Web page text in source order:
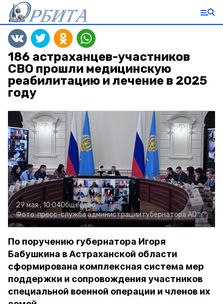
186 астраханцев-участников
СВО прошли медицинскую
реабилитацию и лечение в 2025
году
29 мая , 10:04Общество
Фото:пресс-служба администрации губернатора АО
По поручению губернатора Игоря
Бабушкина в Астраханской области
сформирована комплексная система мер
поддержки и сопровождения участников
специальной военной операции и членов их